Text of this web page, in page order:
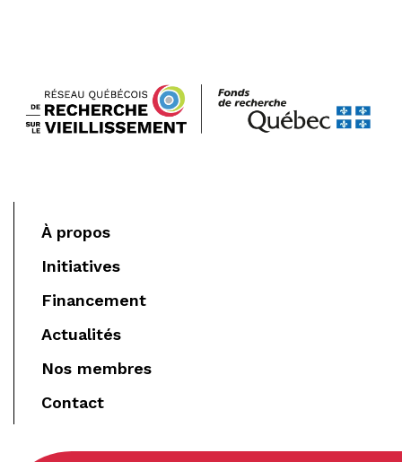
À propos
Initiatives
Financement
Actualités
Nos membres
Contact